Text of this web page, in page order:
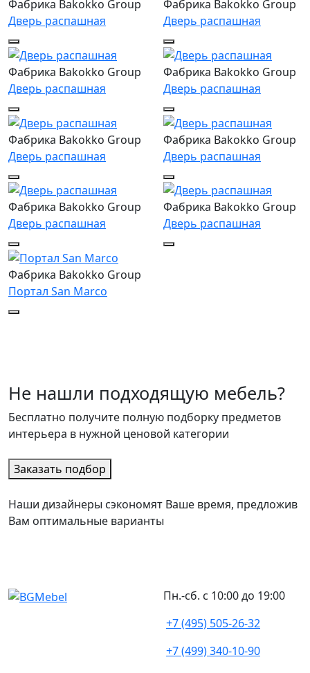
Фабрика Bakokko Group
Дверь распашная
Фабрика Bakokko Group
Дверь распашная
Фабрика Bakokko Group
Дверь распашная
Фабрика Bakokko Group
Дверь распашная
Фабрика Bakokko Group
Дверь распашная
Фабрика Bakokko Group
Дверь распашная
Фабрика Bakokko Group
Дверь распашная
Фабрика Bakokko Group
Дверь распашная
Фабрика Bakokko Group
Портал San Marco
Не нашли подходящую мебель?
Бесплатно получите полную подборку предметов
интерьера в нужной ценовой категории
Заказать подбор
Наши дизайнеры сэкономят Ваше время, предложив
Вам оптимальные варианты
Пн.-сб. с 10:00 до 19:00
+7 (495) 505-26-32
+7 (499) 340-10-90